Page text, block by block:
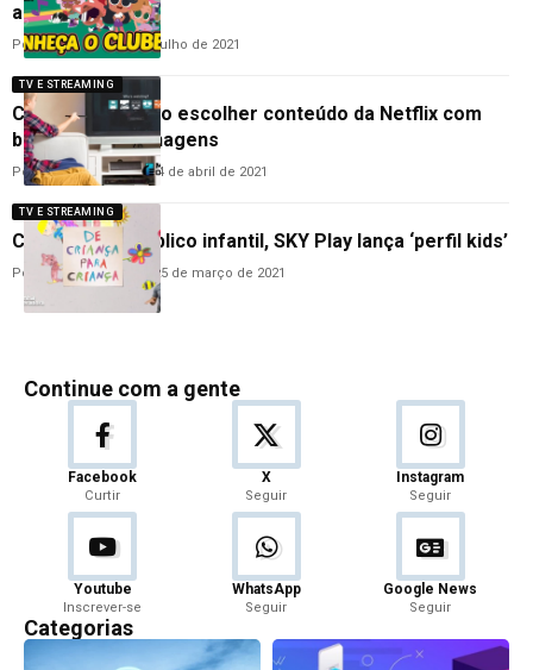
assinantes
PorVagner Santos4 de julho de 2021
TV E STREAMING
Crianças poderão escolher conteúdo da Netflix com
base nos personagens
PorGuilherme Almeida14 de abril de 2021
TV E STREAMING
Com foco no público infantil, SKY Play lança ‘perfil kids’
Por Hemerson Brandão 25 de março de 2021
Continue com a gente
Facebook
Curtir
X
Seguir
Instagram
Seguir
Youtube
Inscrever-se
WhatsApp
Seguir
Google News
Seguir
Categorias